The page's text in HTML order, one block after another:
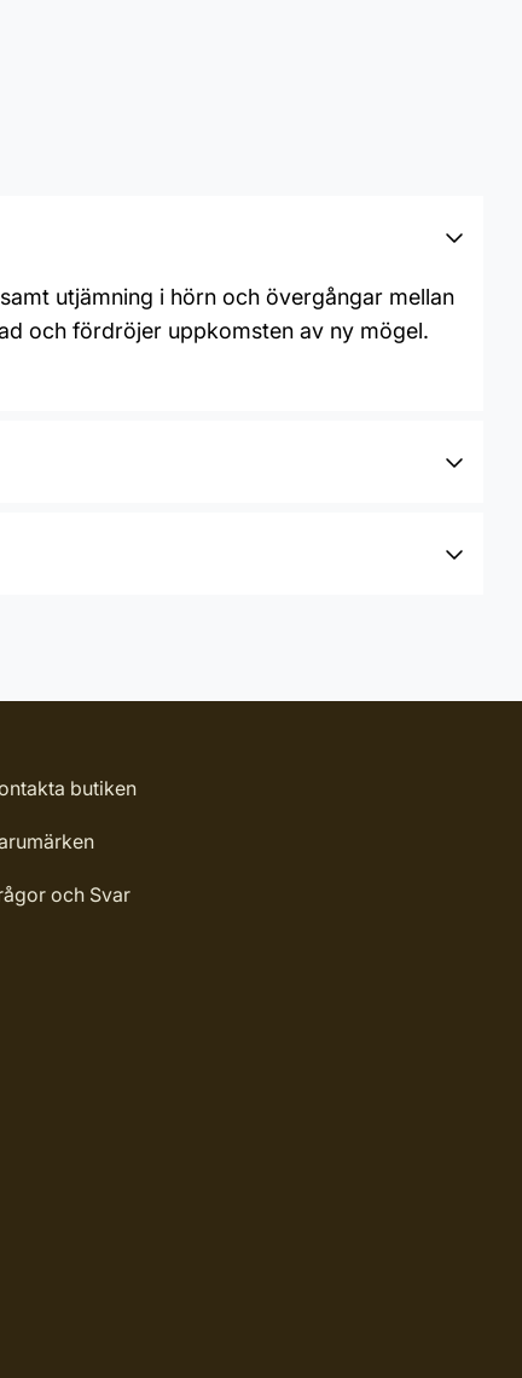
utjämning i hörn och övergångar mellan
och fördröjer uppkomsten av ny mögel.
butiken
och Svar